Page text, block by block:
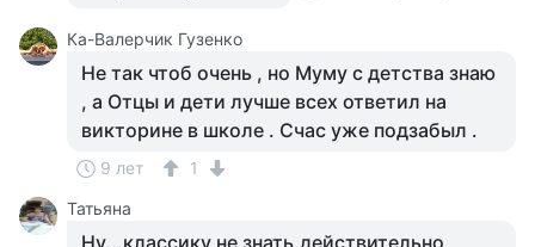
Ка-Валерчик Гузенко
Не так чтоб очень , но Муму с детства знаю
, а Отцы и дети лучше всех ответил на
викторине в школе . Счас уже подзабыл .
9 лет
1
Татьяна
Ну...классику не знать,действительно